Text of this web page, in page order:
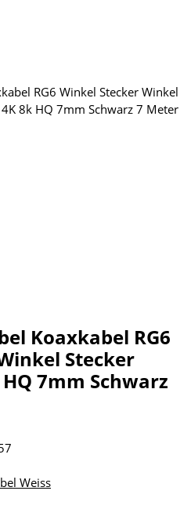
Koaxkabel RG6
Stecker
7mm Schwarz
Weiss